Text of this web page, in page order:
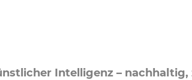
Intelligenz –